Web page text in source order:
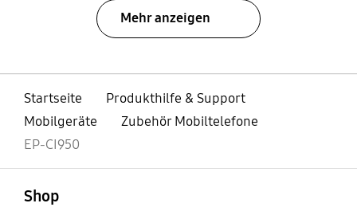
Mehr anzeigen
Startseite
Produkthilfe & Support
Mobilgeräte
Zubehör Mobiltelefone
EP-CI950
Shop